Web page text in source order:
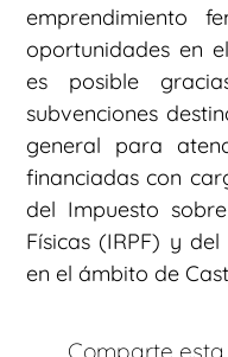
emprendimiento
oportunidades en
es posible
subvenciones
general para
financiadas con
del Impuesto
Físicas (IRPF) y
en el ámbito de
Comparte